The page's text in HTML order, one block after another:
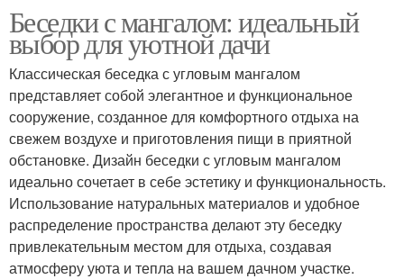
Беседки с мангалом: идеальный
выбор для уютной дачи
Классическая беседка с угловым мангалом
представляет собой элегантное и функциональное
сооружение, созданное для комфортного отдыха на
свежем воздухе и приготовления пищи в приятной
обстановке. Дизайн беседки с угловым мангалом
идеально сочетает в себе эстетику и функциональность.
Использование натуральных материалов и удобное
распределение пространства делают эту беседку
привлекательным местом для отдыха, создавая
атмосферу уюта и тепла на вашем дачном участке.